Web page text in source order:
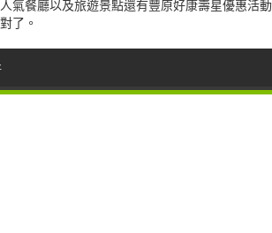
氣餐廳以及旅遊景點還有豐原好康壽星優惠活
了。